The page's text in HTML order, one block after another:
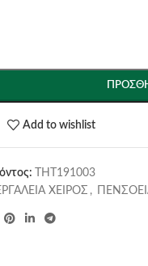
Add to wishlist
THT191003
ΧΕΙΡΟΣ ,